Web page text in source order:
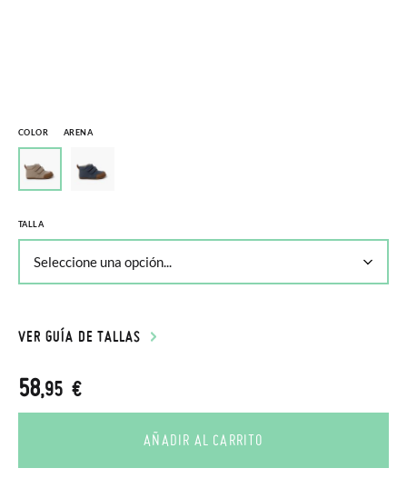
COLOR ARENA
TALLA
VER GUÍA DE TALLAS
58,95 €
AÑADIR AL CARRITO